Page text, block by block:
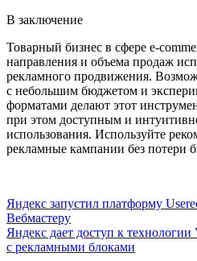
В заключение
Товарный бизнес в сфере e-
направления и объема продаж
рекламного продвижения.
с небольшим бюджетом и
форматами делают этот
при этом доступным и
использования. Используйте
рекламные кампании без потери
Навигация
по
записям
Яндекс запустил платформу
Вебмастеру
Яндекс дает доступ к
с рекламными блоками